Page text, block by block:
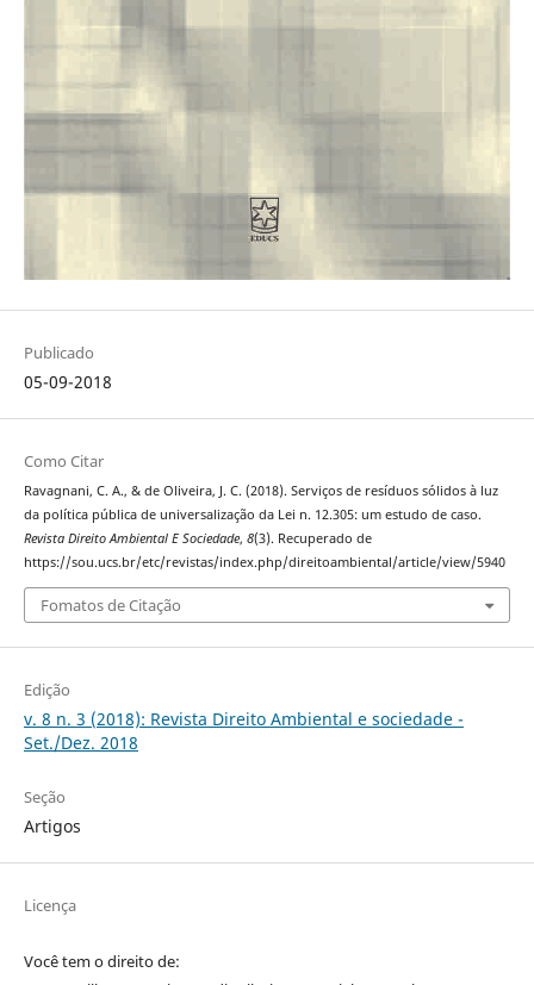
Publicado
05-09-2018
Como Citar
Ravagnani, C. A., & de Oliveira, J. C. (2018). Serviços de resíduos sólidos à luz
da política pública de universalização da Lei n. 12.305: um estudo de caso.
Revista Direito Ambiental E Sociedade, 8(3). Recuperado de
https://sou.ucs.br/etc/revistas/index.php/direitoambiental/article/view/5940
Fomatos de Citação
Edição
v. 8 n. 3 (2018): Revista Direito Ambiental e sociedade -
Set./Dez. 2018
Seção
Artigos
Licença
Você tem o direito de: